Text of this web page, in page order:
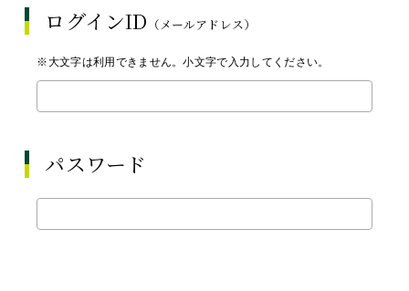
ログインID （メールアドレス）
※大文字は利用できません。小文字で入力してください。
パスワード